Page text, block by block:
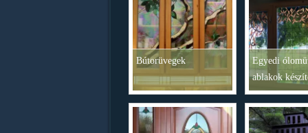
Bútorüvegek
Egyedi
ablakok